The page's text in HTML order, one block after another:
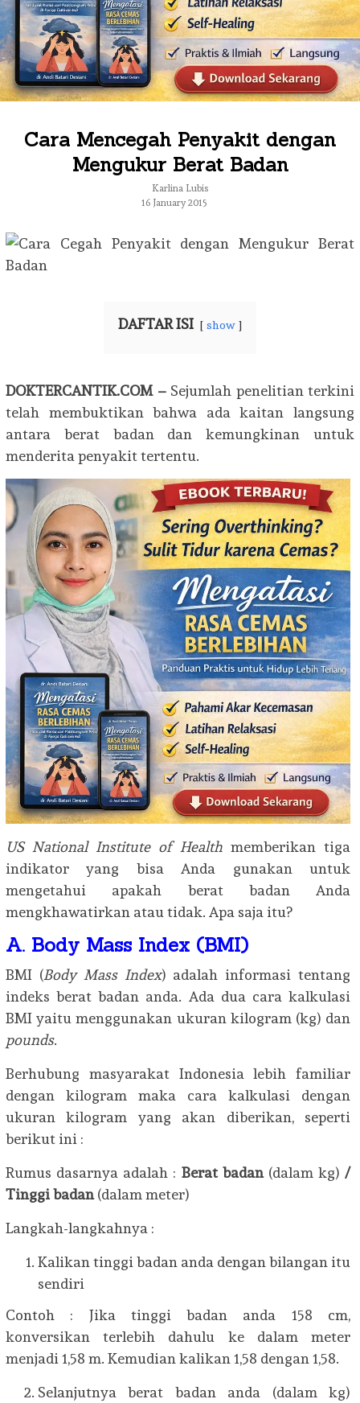
Cara Mencegah Penyakit dengan
Mengukur Berat Badan
Karlina Lubis
16 January 2015
DAFTAR ISI show
DOKTERCANTIK.COM –Sejumlah penelitian terkini
telah membuktikan bahwa ada kaitan langsung
antara berat badan dan kemungkinan untuk
menderita penyakit tertentu.
US National Institute of Health memberikan tiga
indikator yang bisa Anda gunakan untuk
mengetahui apakah berat badan Anda
mengkhawatirkan atau tidak. Apa saja itu?
A. Body Mass Index (BMI)
BMI (Body Mass Index) adalah informasi tentang
indeks berat badan anda. Ada dua cara kalkulasi
BMI yaitu menggunakan ukuran kilogram (kg) dan
pounds.
Berhubung masyarakat Indonesia lebih familiar
dengan kilogram maka cara kalkulasi dengan
ukuran kilogram yang akan diberikan, seperti
berikut ini :
Rumus dasarnya adalah : Berat badan(dalam kg) /
Tinggi badan(dalam meter)
Langkah-langkahnya :
Kalikan tinggi badan anda dengan bilangan itu
sendiri
Contoh : Jika tinggi badan anda 158 cm,
konversikan terlebih dahulu ke dalam meter
menjadi 1,58 m. Kemudian kalikan 1,58 dengan 1,58.
Selanjutnya berat badan anda (dalam kg)